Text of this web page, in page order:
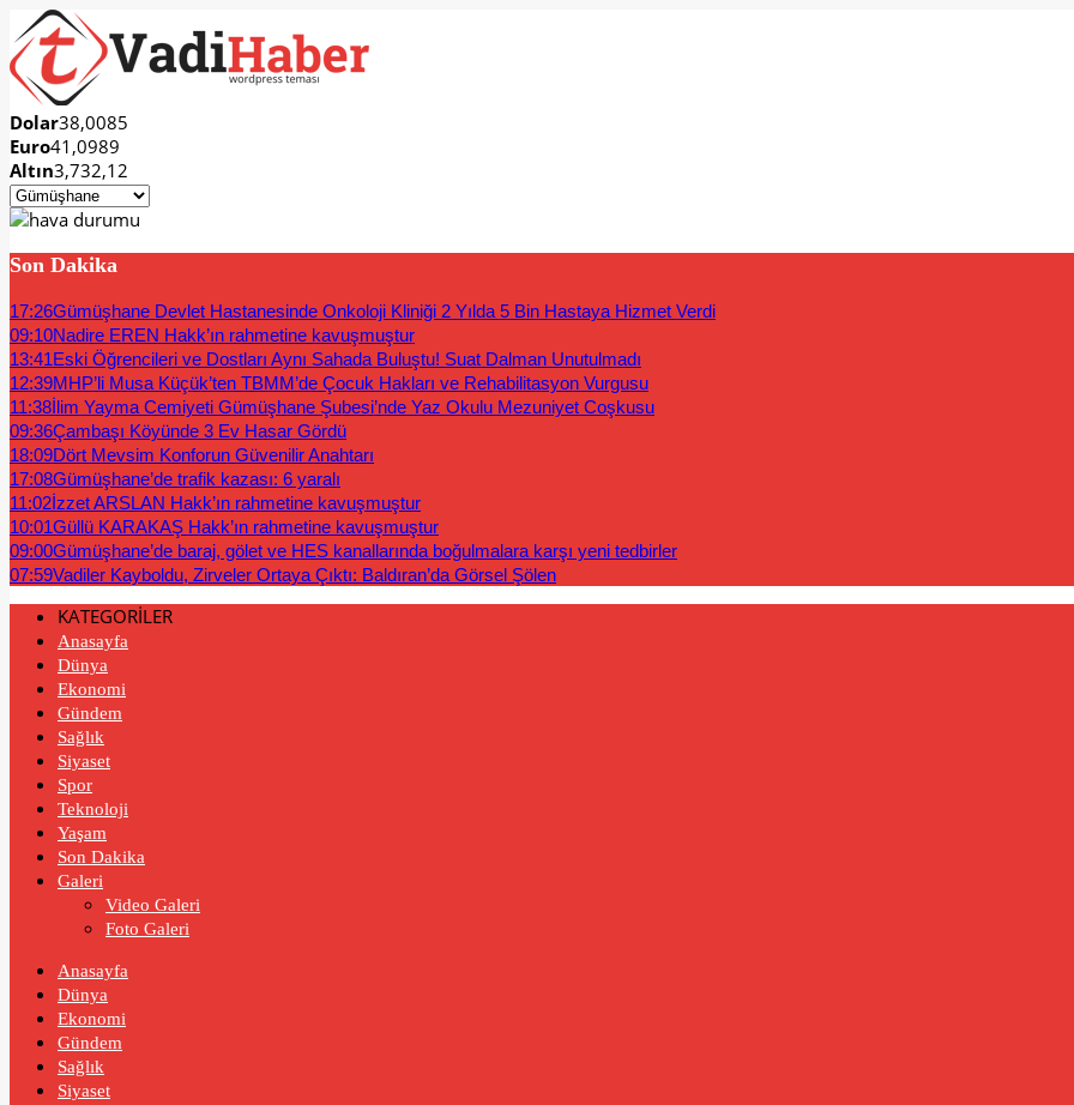
Dolar38,0085
Euro41,0989
Altın3,732,12
Son Dakika
17:26Gümüşhane Devlet Hastanesinde Onkoloji Kliniği 2 Yılda 5 Bin Hastaya Hizmet Verdi
09:10Nadire EREN Hakk’ın rahmetine kavuşmuştur
13:41Eski Öğrencileri ve Dostları Aynı Sahada Buluştu! Suat Dalman Unutulmadı
12:39MHP’li Musa Küçük’ten TBMM’de Çocuk Hakları ve Rehabilitasyon Vurgusu
11:38İlim Yayma Cemiyeti Gümüşhane Şubesi’nde Yaz Okulu Mezuniyet Coşkusu
09:36Çambaşı Köyünde 3 Ev Hasar Gördü
18:09Dört Mevsim Konforun Güvenilir Anahtarı
17:08Gümüşhane’de trafik kazası: 6 yaralı
11:02İzzet ARSLAN Hakk’ın rahmetine kavuşmuştur
10:01Güllü KARAKAŞ Hakk’ın rahmetine kavuşmuştur
09:00Gümüşhane’de baraj, gölet ve HES kanallarında boğulmalara karşı yeni tedbirler
07:59Vadiler Kayboldu, Zirveler Ortaya Çıktı: Baldıran’da Görsel Şölen
KATEGORİLER
Anasayfa
Dünya
Ekonomi
Gündem
Sağlık
Siyaset
Spor
Teknoloji
Yaşam
Son Dakika
Galeri
Video Galeri
Foto Galeri
Anasayfa
Dünya
Ekonomi
Gündem
Sağlık
Siyaset